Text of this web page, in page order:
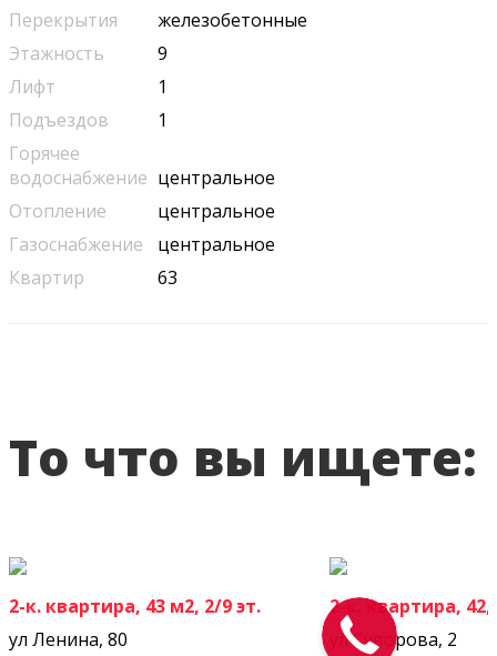
Перекрытия
железобетонные
Этажность
9
Лифт
1
Подъездов
1
Горячее
водоснабжение центральное
Отопление
центральное
Газоснабжение
центральное
Квартир
63
То что вы ищете:
2-к. квартира, 43 м2, 2/9 эт.
ул Ленина, 80
2-к. квартира,
ул Суворова, 2